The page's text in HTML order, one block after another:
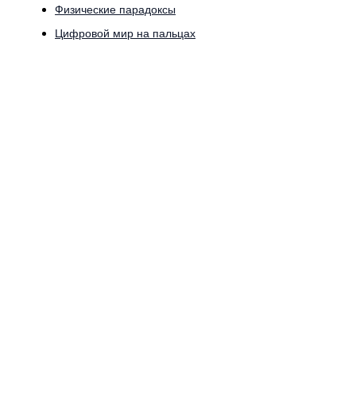
Физические парадоксы
Цифровой мир на пальцах